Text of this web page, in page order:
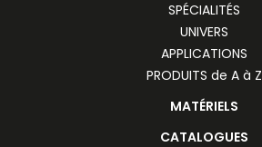
SPÉCIALITÉS
UNIVERS
APPLICATIONS
PRODUITS de A à Z
MATÉRIELS
CATALOGUES